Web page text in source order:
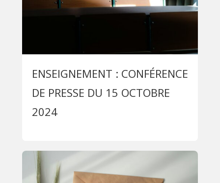
ENSEIGNEMENT : CONFÉRENCE
DE PRESSE DU 15 OCTOBRE
2024